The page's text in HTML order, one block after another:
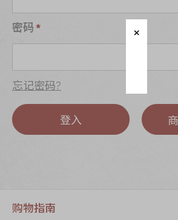
所有产品
产品价目表
EN 繁體
密码
登入
忘记密码?
购物指南